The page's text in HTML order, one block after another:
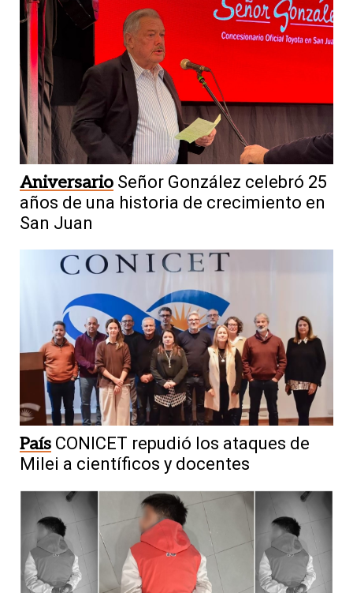
Aniversario Señor González celebró 25
años de una historia de crecimiento en
San Juan
País CONICET repudió los ataques de
Milei a científicos y docentes